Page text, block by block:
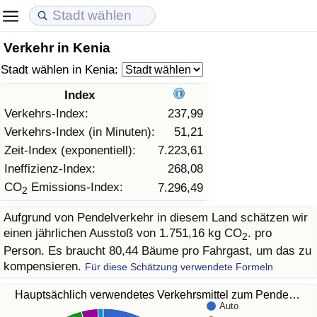
Verkehr in Kenia
Stadt wählen in Kenia:
Index
Verkehrs-Index:
237,99
Verkehrs-Index (in Minuten):
51,21
Zeit-Index (exponentiell):
7.223,61
Ineffizienz-Index:
268,08
CO2 Emissions-Index: 7.296,49
Aufgrund von Pendelverkehr in diesem Land schätzen wir
einen jährlichen Ausstoß von 1.751,16 kg CO2. pro
Person. Es braucht 80,44 Bäume pro Fahrgast, um das zu
kompensieren. Für diese Schätzung verwendete Formeln
Hauptsächlich verwendetes Verkehrsmittel zum Pende…
Auto
Lebenshaltungskosten
Lebenshaltungskosten-Index (aktuell)
Lebenshaltungskosten-Index
Lebenshaltungskosten-Index nach Land
in Akaba
Immobilienpreise
Immobilienpreis-Index (aktuell)
Immobilienpreis-Index
Immobilienpreis-Index nach Land
Lebensqualität
Lebensqualität-Index
Lebensqualität-Index (aktuell)
Lebensqualitätsindex nach Land
Kriminalität
Kriminalitäts-Index (aktuell)
Kriminalitäts-Index
Kriminalitätsindex nach Land